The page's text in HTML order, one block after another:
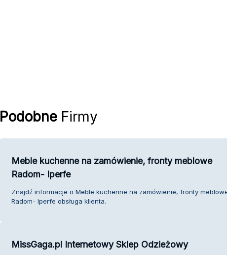
PodobneFirmy
Meble kuchenne na zamówienie, fronty meblowe
Radom- Iperfe
Znajdź informacje o Meble kuchenne na zamówienie, fronty
Radom- Iperfe obsługa klienta.
MissGaga.pl Internetowy Sklep Odzieżowy